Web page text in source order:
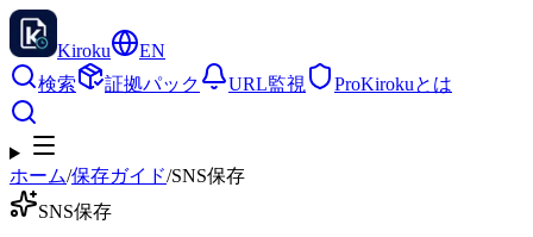
Kiroku
EN
検索
証拠パック URL監視 ProKirokuとは
ホーム/保存ガイド/SNS保存
SNS保存